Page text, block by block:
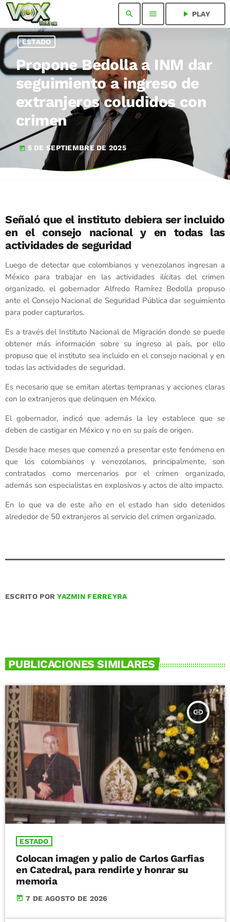
search menu play_arrow PLAY
ESTADO
Propone Bedolla a INM dar
seguimiento a ingreso de
extranjeros coludidos con
crimen
today 5 DE SEPTIEMBRE DE 2025
Señaló que el instituto debiera ser incluido
en el consejo nacional y en todas las
actividades de seguridad
Luego de detectar que colombianos y venezolanos ingresan a
México para trabajar en las actividades ilícitas del crimen
organizado, el gobernador Alfredo Ramírez Bedolla propuso
ante el Consejo Nacional de Seguridad Pública dar seguimiento
para poder capturarlos.
Es a través del Instituto Nacional de Migración donde se puede
obtener más información sobre su ingreso al país, por ello
propuso que el instituto sea incluido en el consejo nacional y en
todas las actividades de seguridad.
Es necesario que se emitan alertas tempranas y acciones claras
con lo extranjeros que delinquen en México.
El gobernador, indicó que además la ley establece que se
deben de castigar en México y no en su país de origen.
Desde hace meses que comenzó a presentar este fenómeno en
que los colombianos y venezolanos, principalmente, son
contratados como mercenarios por el crímen organizado,
además son especialistas en explosivos y actos de alto impacto.
En lo que va de este año en el estado han sido detenidos
alrededor de 50 extranjeros al servicio del crimen organizado.
ESCRITO PORYAZMIN FERREYRA
PUBLICACIONES SIMILARES
insert_link
ESTADO
Colocan imagen y palio de Carlos Garfias
en Catedral, para rendirle y honrar su
memoria
today 7 DE AGOSTO DE 2026